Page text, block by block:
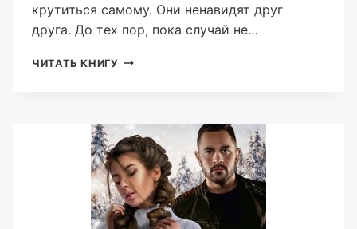
крутиться самому. Они ненавидят друг
друга. До тех пор, пока случай не…
ЧИТАТЬ КНИГУ ЕГО
КОВАЛЬ)